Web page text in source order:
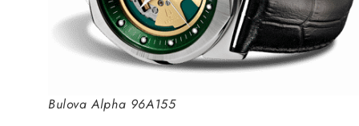
Bulova Alpha 96A155